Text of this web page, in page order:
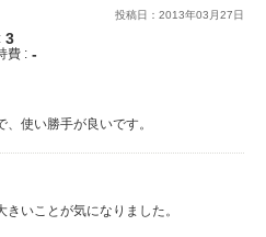
投稿日： 2013年03 月27日
3
費 : -
使い勝手が良いです。
いことが気になりました。